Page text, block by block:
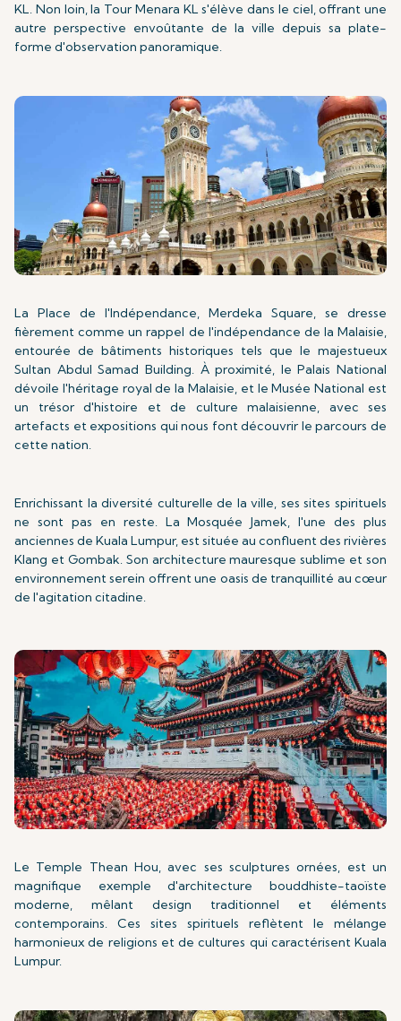
KL. Non loin, la Tour Menara KL s'élève dans le ciel, offrant une
autre perspective envoûtante de la ville depuis sa plate-
forme d'observation panoramique.
La Place de l'Indépendance, Merdeka Square, se dresse
fièrement comme un rappel de l'indépendance de la Malaisie,
entourée de bâtiments historiques tels que le majestueux
Sultan Abdul Samad Building. À proximité, le Palais National
dévoile l'héritage royal de la Malaisie, et le Musée National est
un trésor d'histoire et de culture malaisienne, avec ses
artefacts et expositions qui nous font découvrir le parcours de
cette nation.
Enrichissant la diversité culturelle de la ville, ses sites spirituels
ne sont pas en reste. La Mosquée Jamek, l'une des plus
anciennes de Kuala Lumpur, est située au confluent des rivières
Klang et Gombak. Son architecture mauresque sublime et son
environnement serein offrent une oasis de tranquillité au cœur
de l'agitation citadine.
Le Temple Thean Hou, avec ses sculptures ornées, est un
magnifique exemple d'architecture bouddhiste-taoïste
moderne, mêlant design traditionnel et éléments
contemporains. Ces sites spirituels reflètent le mélange
harmonieux de religions et de cultures qui caractérisent Kuala
Lumpur.